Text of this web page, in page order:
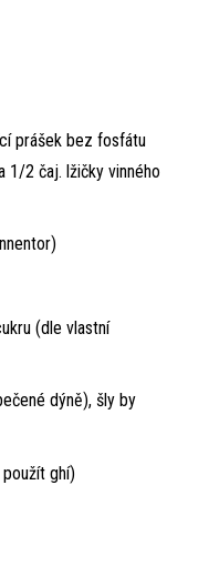
prášek bez fosfátu
1/2 čaj. lžičky vinného
(dle vlastní
dýně), šly by
ghí)